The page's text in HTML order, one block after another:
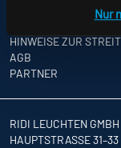
Nur
HINWEISE ZUR
AGB
PARTNER
RIDI LEUCHTEN GMBH
HAUPTSTRASSE 31–33